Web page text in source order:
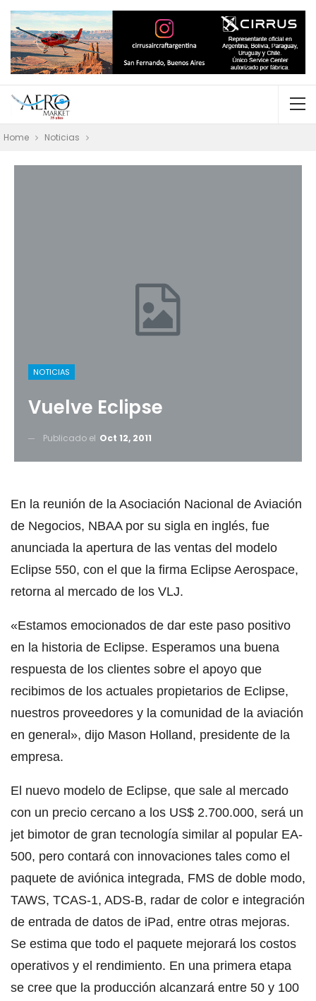
Home Noticias
NOTICIAS
Vuelve Eclipse
Publicado el Oct 12, 2011
En la reunión de la Asociación Nacional de Aviación
de Negocios, NBAA por su sigla en inglés, fue
anunciada la apertura de las ventas del modelo
Eclipse 550, con el que la firma Eclipse Aerospace,
retorna al mercado de los VLJ.
«Estamos emocionados de dar este paso positivo
en la historia de Eclipse. Esperamos una buena
respuesta de los clientes sobre el apoyo que
recibimos de los actuales propietarios de Eclipse,
nuestros proveedores y la comunidad de la aviación
en general», dijo Mason Holland, presidente de la
empresa.
El nuevo modelo de Eclipse, que sale al mercado
con un precio cercano a los US$ 2.700.000, será un
jet bimotor de gran tecnología similar al popular EA-
500, pero contará con innovaciones tales como el
paquete de aviónica integrada, FMS de doble modo,
TAWS, TCAS-1, ADS-B, radar de color e integración
de entrada de datos de iPad, entre otras mejoras.
Se estima que todo el paquete mejorará los costos
operativos y el rendimiento. En una primera etapa
se cree que la producción alcanzará entre 50 y 100